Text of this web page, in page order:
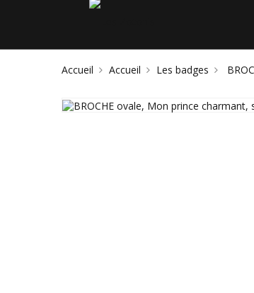
Accueil Accueil Les badges